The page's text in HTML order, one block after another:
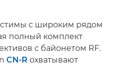
с широким рядом
полный комплект
с байонетом RF.
CN-R охватывают